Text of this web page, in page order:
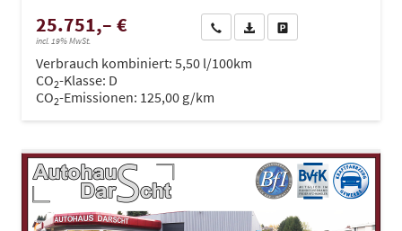
25.751,– €
incl. 19% MwSt.
Wir rufen Sie anPDF-Datei, Fahrzeugexposé
Verbrauch kombiniert: 5,50 l/100km
CO2-Klasse: D
CO2-Emissionen: 125,00 g/km